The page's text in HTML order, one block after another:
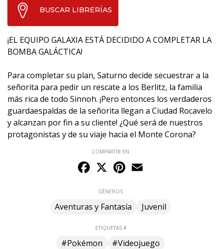
BUSCAR LIBRERÍAS
¡EL EQUIPO GALAXIA ESTÁ DECIDIDO A COMPLETAR LA
BOMBA GALÁCTICA!
Para completar su plan, Saturno decide secuestrar a la
señorita para pedir un rescate a los Berlitz, la familia
más rica de todo Sinnoh. ¡Pero entonces los verdaderos
guardaespaldas de la señorita llegan a Ciudad Rocavelo
y alcanzan por fin a su cliente! ¿Qué será de nuestros
protagonistas y de su viaje hacia el Monte Corona?
COMPARTIR EN
Facebook
X Pinterest
GÉNEROS
Aventuras y Fantasía Juvenil
ETIQUETAS #
#Pokémon #Videojuego